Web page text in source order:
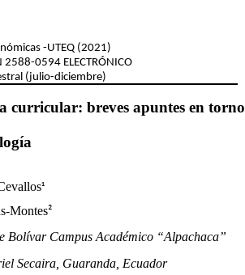
-UTEQ (2021)
2588-0594 ELECTRÓNICO
(julio-diciembre)
curricular: breves apuntes en torno
¹
Montes²
Bolívar Campus Académico “Alpachaca”
Secaira, Guaranda, Ecuador